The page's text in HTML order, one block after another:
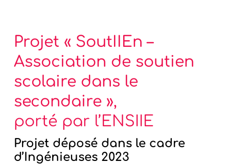
Projet « SoutIIEn –
Association de soutien
scolaire dans le
secondaire »,
porté par l’ENSIIE
Projet déposé dans le cadre
d’Ingénieuses 2023